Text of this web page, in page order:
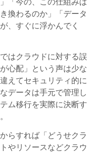
換わるのか」「データ
、すぐに浮かんでく
はクラウドに対する誤
心配」という声は少な
えてセキュリティ的に
データは手元で管理し
ム移行を実際に決断す
らすれば「どうせクラ
やリソースなどクラウ